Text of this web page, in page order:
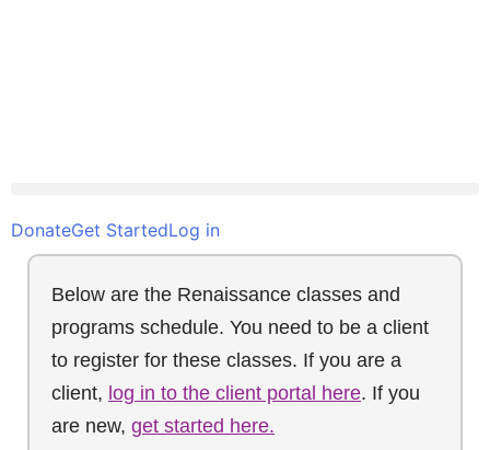
DonateGet StartedLog in
Below are the Renaissance classes and
programs schedule. You need to be a client
to register for these classes. If you are a
client, log in to the client portal here. If you
are new, get started here.